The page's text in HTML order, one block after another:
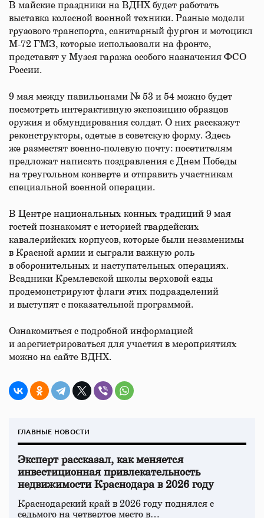
В майские праздники на ВДНХ будет работать
выставка колесной военной техники. Разные модели
грузового транспорта, санитарный фургон и мотоцикл
М-72 ГМЗ, которые использовали на фронте,
представят у Музея гаража особого назначения ФСО
России.
9 мая между павильонами № 53 и 54 можно будет
посмотреть интерактивную экспозицию образцов
оружия и обмундирования солдат. О них расскажут
реконструкторы, одетые в советскую форму. Здесь
же разместят военно-полевую почту: посетителям
предложат написать поздравления с Днем Победы
на треугольном конверте и отправить участникам
специальной военной операции.
В Центре национальных конных традиций 9 мая
гостей познакомят с историей гвардейских
кавалерийских корпусов, которые были незаменимы
в Красной армии и сыграли важную роль
в оборонительных и наступательных операциях.
Всадники Кремлевской школы верховой езды
продемонстрируют флаги этих подразделений
и выступят с показательной программой.
Ознакомиться с подробной информацией
и зарегистрироваться для участия в мероприятиях
можно на сайте ВДНХ.
ГЛАВНЫЕ НОВОСТИ
Эксперт рассказал, как меняется
инвестиционная привлекательность
недвижимости Краснодара в 2026 году
Краснодарский край в 2026 году поднялся с
седьмого на четвертое место в…